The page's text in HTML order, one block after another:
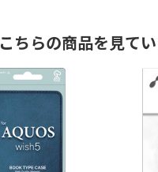
こちらの商品を見て